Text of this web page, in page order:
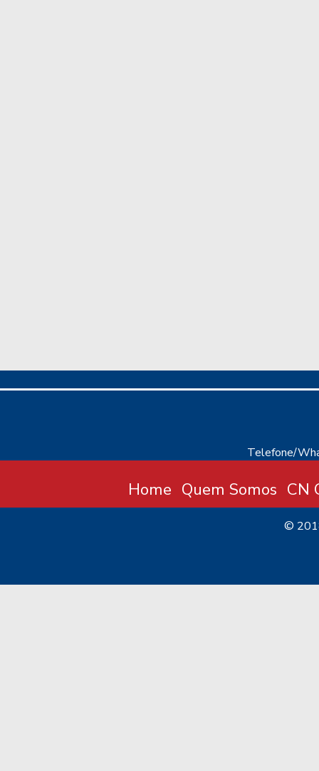
Telefone/
Home Quem Somos CN
©